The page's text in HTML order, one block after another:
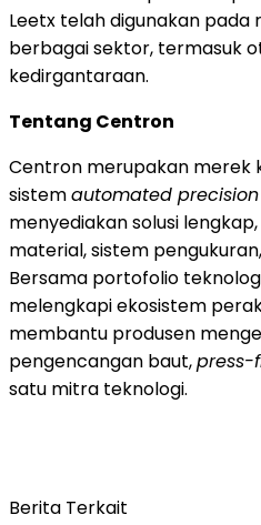
Leetx telah digunakan pada
berbagai sektor, termasuk
kedirgantaraan.
Tentang Centron
Centron merupakan merek
sistemautomated
menyediakan solusi
material, sistem
Bersama portofolio
melengkapi ekosistem
membantu produsen
pengencangan baut,press-
satu mitra teknologi.
Berita Terkait